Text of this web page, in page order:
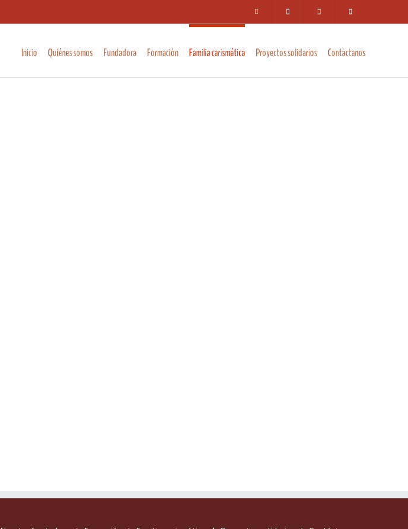
Inicio Quiénes somos Fundadora Formación Familia carismática Proyectos solidarios Contáctanos